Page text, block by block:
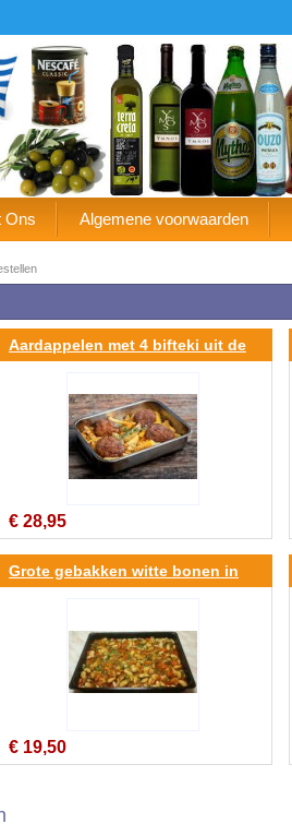
Ons Algemene voorwaarden
Aardappelen met 4 bifteki uit de
€ 28,95
Grote gebakken witte bonen in
€ 19,50